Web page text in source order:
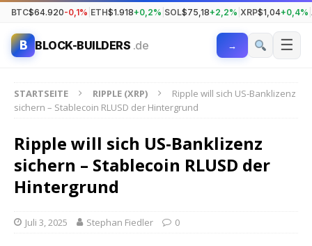
BTC$64.920-0,1% ETH$1.918+0,2% SOL$75,18+2,2% XRP$1,04+0,4%
B BLOCK-BUILDERS .de → ☰
STARTSEITE RIPPLE (XRP)
Ripple will sich US-Banklizenz
sichern – Stablecoin RLUSD der Hintergrund
Ripple will sich US-Banklizenz
sichern – Stablecoin RLUSD der
Hintergrund
Juli 3, 2025 Stephan Fiedler 0